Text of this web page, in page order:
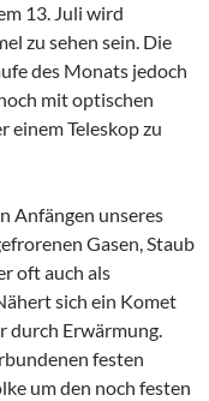
13. Juli wird
zu sehen sein. Die
des Monats jedoch
mit optischen
einem Teleskop zu
Anfängen unseres
Gasen, Staub
oft auch als
sich ein Komet
durch Erwärmung.
festen
um den noch festen